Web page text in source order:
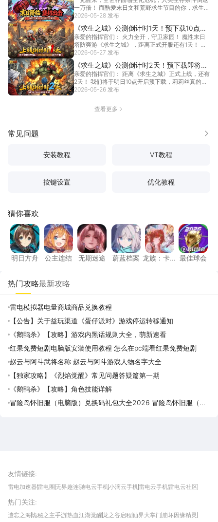
一万倍！ 而酷爱末日文和荒野求生节目的你，求生技
能点满... [详情]
2026-05-28 发布
《求生之城》公测倒计时1天！预下载10点准
时开启，快来一览开服福利！
亲爱的指挥官们： 火力全开，守卫家园！ 魔性末日
塔防爽游《求生之城》，距离正式开服还有1天！ 游
戏预... [详情]
2026-05-27 发布
《求生之城》公测倒计时2天！预下载即将开
启，常见问题答疑！
亲爱的指挥官们： 距离《求生之城》正式上线，还有
2天！ 我们将于明日10点开启预下载，莉莉丝真的迫
不... [详情]
2026-05-26 发布
查看更多
常见问题 更多
安装教程 VT教程
按键设置 优化教程
猜你喜欢
明日方舟
明日方舟
公主连结
公主连结
无期迷途
无期迷途
蔚蓝档案
蔚蓝档案
龙族：卡塞尔之
龙族：卡
最佳球
最佳球会
热门攻略最新攻略
雷电模拟器电量商城商品兑换教程
【公告】关于益玩渠道《蛋仔派对》游戏停运转移通知
《鹅鸭杀》【攻略】游戏内黑话规则大全，萌新速看
红果免费短剧电脑版安装使用教程 怎么在pc端看红果免费短剧
赵云与阿斗武将名称 赵云与阿斗游戏人物名字大全
【独家攻略】《烈焰觉醒》常见问题答疑篇第一期
《鹅鸭杀》【攻略】角色技能详解
冒险岛怀旧服（电脑版）兑换码礼包大全2026 冒险岛怀旧服（电
友情链接:
雷电加速器雷电圈无界趣连驰电云手机小滴云手机雷电云手机雷电云社区
我爱vr网华军软件园
热门关注:
遗忘之海诡秘之主手游热血江湖觉醒龙之谷启程仙界大掌门 崩坏因缘精灵